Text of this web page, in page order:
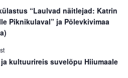
“Laulvad näitlejad: Katrin
Piknikulaval” ja Põlevkivimaa
ja kultuurireis suvelõpu Hiiumaale